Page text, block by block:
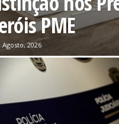
PME
Agosto, 2026